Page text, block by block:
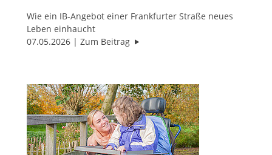
Wie ein IB-Angebot einer Frankfurter Straße neues
Leben einhaucht
07.05.2026
Zum Beitrag "Sportbox, Kunst im Koffer und